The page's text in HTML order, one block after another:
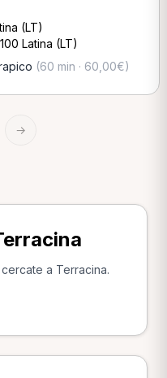
(LT)
Latina (LT)
(60 min · 60,00€)
→
a Terracina.